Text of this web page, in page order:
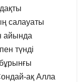
салауаты
айында
түнді
ақ Алла